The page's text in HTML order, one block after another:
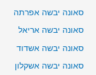
סאונה יבשה אפרתה
סאונה יבשה אריאל
סאונה יבשה אשדוד
סאונה יבשה אשקלון